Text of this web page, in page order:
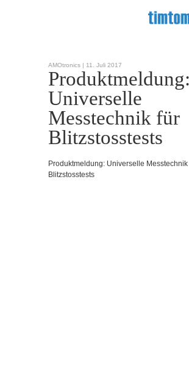
AMOtronics | 11. Juli 2017
Produktmeldung:
Universelle
Messtechnik für
Blitzstosstests
Produktmeldung: Universelle Messtechnik
Blitzstosstests